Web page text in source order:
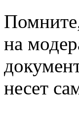
на
несет